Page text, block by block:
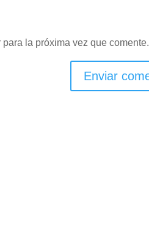
la próxima vez que comente.